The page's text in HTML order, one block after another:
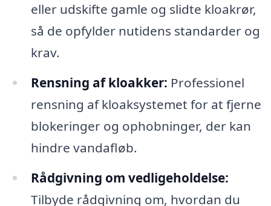
eller udskifte gamle og slidte kloakrør,
så de opfylder nutidens standarder og
krav.
Rensning af kloakker: Professionel
rensning af kloaksystemet for at fjerne
blokeringer og ophobninger, der kan
hindre vandafløb.
Rådgivning om vedligeholdelse:
Tilbyde rådgivning om, hvordan du